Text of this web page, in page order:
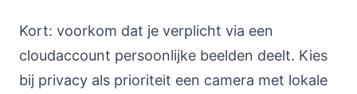
Kort: voorkom dat je verplicht via een
cloudaccount persoonlijke beelden deelt. Kies
bij privacy als prioriteit een camera met lokale